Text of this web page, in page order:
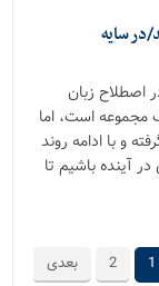
در سایه
اصطلاح زبان
مجموعه است، اما
و با ادامه روند
آینده باشیم تا
1
2 بعدی